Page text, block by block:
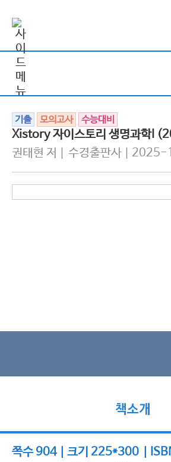
기출 모의고사 수능대비
Xistory 자이스토리 생명과학I
권태현 저 | 수경출판사 |
책소개
쪽수 904 | 크기 225*300 |